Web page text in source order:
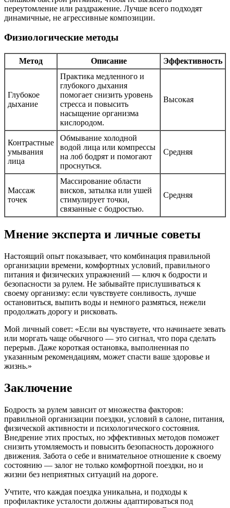
переутомление или раздражение. Лучше всего подходят
динамичные, не агрессивные композиции.
Физиологические методы
Метод Описание Эффективность
Глубокое
дыхание
Практика медленного и
глубокого дыхания
помогает снизить уровень
стресса и повысить
насыщение организма
кислородом.
Высокая
Контрастные
умывания
лица
Обмывание холодной
водой лица или компрессы
на лоб бодрят и помогают
проснуться.
Средняя
Массаж
точек
Массирование области
висков, затылка или ушей
стимулирует точки,
связанные с бодростью.
Средняя
Мнение эксперта и личные советы
Настоящий опыт показывает, что комбинация правильной
организации времени, комфортных условий, правильного
питания и физических упражнений — ключ к бодрости и
безопасности за рулем. Не забывайте прислушиваться к
своему организму: если чувствуете сонливость, лучше
остановиться, выпить воды и немного размяться, нежели
продолжать дорогу и рисковать.
Мой личный совет: «Если вы чувствуете, что начинаете зевать
или моргать чаще обычного — это сигнал, что пора сделать
перерыв. Даже короткая остановка, выполненная по
указанным рекомендациям, может спасти ваше здоровье и
жизнь.»
Заключение
Бодрость за рулем зависит от множества факторов:
правильной организации поездки, условий в салоне, питания,
физической активности и психологического состояния.
Внедрение этих простых, но эффективных методов поможет
снизить утомляемость и повысить безопасность дорожного
движения. Забота о себе и внимательное отношение к своему
состоянию — залог не только комфортной поездки, но и
жизни без неприятных ситуаций на дороге.
Учтите, что каждая поездка уникальна, и подходы к
профилактике усталости должны адаптироваться под